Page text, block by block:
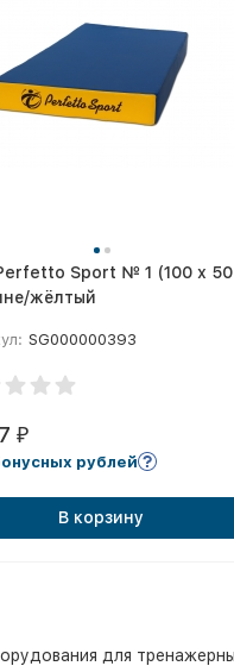
Sport № 1 (100 х 50
жёлтый
SG000000393
₽
рублей
В корзину
для